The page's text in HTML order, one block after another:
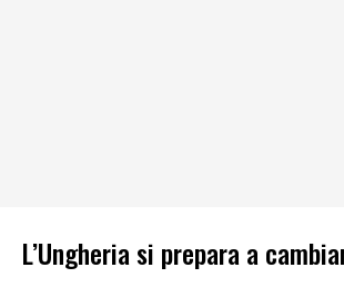
L’Ungheria si prepara a